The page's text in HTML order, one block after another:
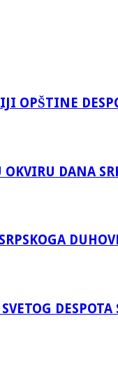
OPŠTINE
OKVIRU DANA